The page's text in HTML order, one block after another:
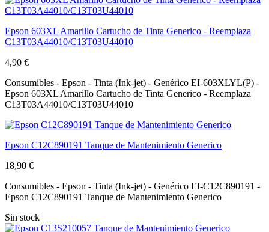
Epson 603XL Amarillo Cartucho de Tinta Generico - Reemplaza
C13T03A44010/C13T03U44010
4,90 €
Consumibles - Epson - Tinta (Ink-jet) - Genérico EI-603XLYL(P) -
Epson 603XL Amarillo Cartucho de Tinta Generico - Reemplaza
C13T03A44010/C13T03U44010
Epson C12C890191 Tanque de Mantenimiento Generico
18,90 €
Consumibles - Epson - Tinta (Ink-jet) - Genérico EI-C12C890191 -
Epson C12C890191 Tanque de Mantenimiento Generico
Sin stock